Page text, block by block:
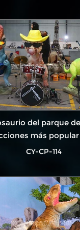
del parque de
más popular
CY-CP-114